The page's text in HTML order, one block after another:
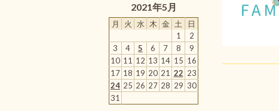
2021年5月
月 火 水 木 金 土
日
1
2
3
4 5 6 7 8
9
10 11 12 13 14 15 16
17 18 19 20 21 22 23
24 25 26 27 28 29 30
31